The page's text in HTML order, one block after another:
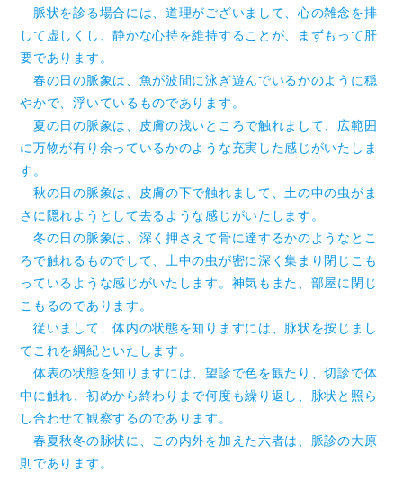
脈状を診る場合には、道理がございまして、心の雑念を排
して虚しくし、静かな心持を維持することが、まずもって肝
要であります。
春の日の脈象は、魚が波間に泳ぎ遊んでいるかのように穏
やかで、浮いているものであります。
夏の日の脈象は、皮膚の浅いところで触れまして、広範囲
に万物が有り余っているかのような充実した感じがいたしま
す。
秋の日の脈象は、皮膚の下で触れまして、土の中の虫がま
さに隠れようとして去るような感じがいたします。
冬の日の脈象は、深く押さえて骨に達するかのようなとこ
ろで触れるものでして、土中の虫が密に深く集まり閉じこも
っているような感じがいたします。神気もまた、部屋に閉じ
こもるのであります。
従いまして、体内の状態を知りますには、脉状を按じまし
てこれを綱紀といたします。
体表の状態を知りますには、望診で色を観たり、切診で体
中に触れ、初めから終わりまで何度も繰り返し、脉状と照ら
し合わせて観察するのであります。
春夏秋冬の脉状に、この内外を加えた六者は、脈診の大原
則であります。